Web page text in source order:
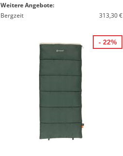
Weitere Angebote:
Bergzeit
313,30 €
- 22%